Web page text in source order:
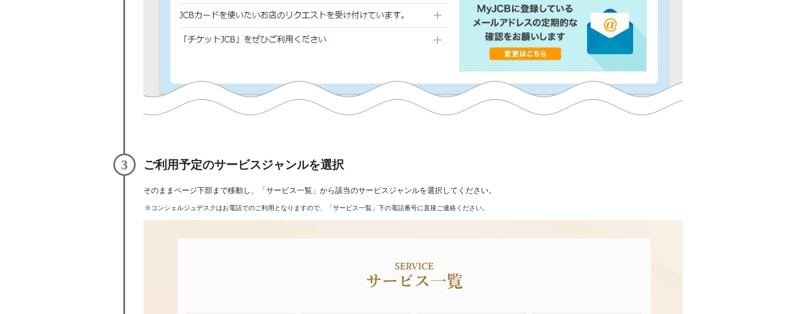
3 ご利用予定のサービスジャンルを選択
そのままページ下部まで移動し、「サービス一覧」から該当のサービスジャンルを選択してください。
コンシェルジュデスクはお電話でのご利用となりますので、「サービス一覧」下の電話番号に直接ご連絡ください。